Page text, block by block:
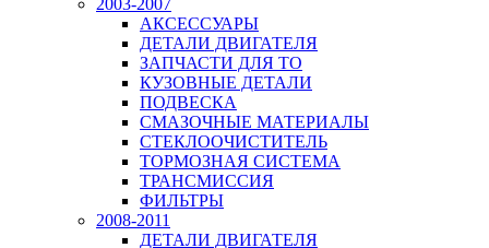
2003-2007
АКСЕССУАРЫ
ДЕТАЛИ ДВИГАТЕЛЯ
ЗАПЧАСТИ ДЛЯ ТО
КУЗОВНЫЕ ДЕТАЛИ
ПОДВЕСКА
СМАЗОЧНЫЕ МАТЕРИАЛЫ
СТЕКЛООЧИСТИТЕЛЬ
ТОРМОЗНАЯ СИСТЕМА
ТРАНСМИССИЯ
ФИЛЬТРЫ
2008-2011
ДЕТАЛИ ДВИГАТЕЛЯ